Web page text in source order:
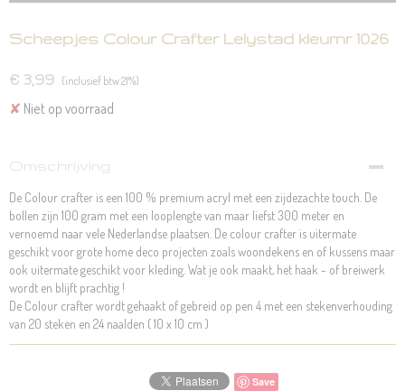
Scheepjes Colour Crafter Lelystad kleurnr 1026
€ 3,99 (inclusief btw 21%)
✘ Niet op voorraad
Omschrijving
De Colour crafter is een 100 % premium acryl met een zijdezachte touch. De
bollen zijn 100 gram met een looplengte van maar liefst 300 meter en
vernoemd naar vele Nederlandse plaatsen. De colour crafter is uitermate
geschikt voor grote home deco projecten zoals woondekens en of kussens maar
ook uitermate geschikt voor kleding. Wat je ook maakt, het haak - of breiwerk
wordt en blijft prachtig !
De Colour crafter wordt gehaakt of gebreid op pen 4 met een stekenverhouding
van 20 steken en 24 naalden ( 10 x 10 cm )
Save